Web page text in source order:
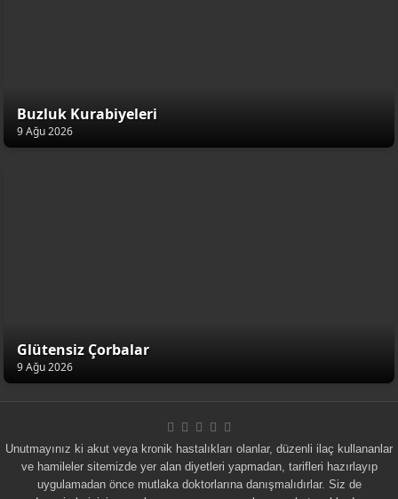
Buzluk Kurabiyeleri
9 Ağu 2026
Glütensiz Çorbalar
9 Ağu 2026
Unutmayınız ki akut veya kronik hastalıkları olanlar, düzenli ilaç kullananlar
ve hamileler sitemizde yer alan diyetleri yapmadan, tarifleri hazırlayıp
uygulamadan önce mutlaka doktorlarına danışmalıdırlar. Siz de